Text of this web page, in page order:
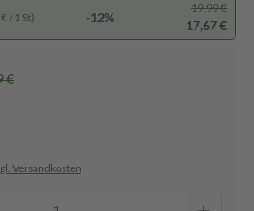
/ 1 St) -12%
19,99 €
17,67 €
€
Versandkosten